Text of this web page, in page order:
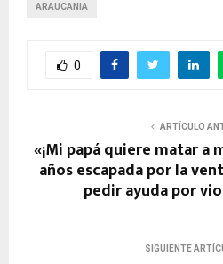
ARAUCANIA
0
ARTÍCULO
«¡Mi papá quiere matar a
años escapada por la
pedir ayuda por
SIGUIENTE